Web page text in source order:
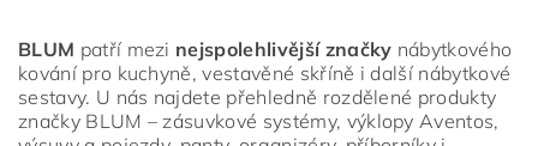
BLUM patří mezi nejspolehlivější značky nábytkového
kování pro kuchyně, vestavěné skříně i další nábytkové
sestavy. U nás najdete přehledně rozdělené produkty
značky BLUM – zásuvkové systémy, výklopy Aventos,